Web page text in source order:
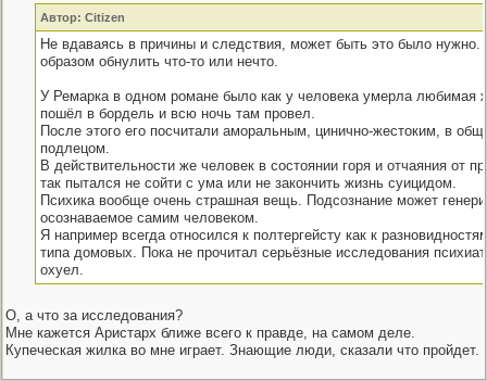
Автор: Citizen
Не вдаваясь в причины и следствия, может быть это было нужно.
образом обнулить что-то или нечто.
У Ремарка в одном романе было как у человека умерла любимая
пошёл в бордель и всю ночь там провел.
После этого его посчитали аморальным, цинично-жестоким, в
подлецом.
В действительности же человек в состоянии горя и отчаяния от
так пытался не сойти с ума или не закончить жизнь суицидом.
Психика вообще очень страшная вещь. Подсознание может
осознаваемое самим человеком.
Я например всегда относился к полтергейсту как к
типа домовых. Пока не прочитал серьёзные исследования
охуел.
О, а что за исследования?
Мне кажется Аристарх ближе всего к правде, на самом деле.
Купеческая жилка во мне играет. Знающие люди, сказали что пройдет.